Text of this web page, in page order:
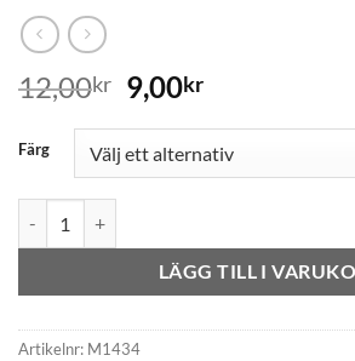
12,00kr 9,00kr
Färg
LÄGG TILL I
Artikelnr: M1434